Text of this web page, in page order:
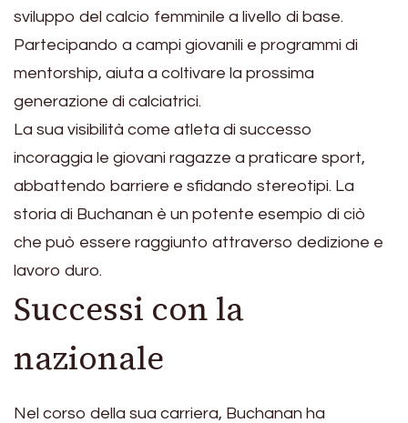
sviluppo del calcio femminile a livello di base.
Partecipando a campi giovanili e programmi di
mentorship, aiuta a coltivare la prossima
generazione di calciatrici.
La sua visibilità come atleta di successo
incoraggia le giovani ragazze a praticare sport,
abbattendo barriere e sfidando stereotipi. La
storia di Buchanan è un potente esempio di ciò
che può essere raggiunto attraverso dedizione e
lavoro duro.
Successi con la
nazionale
Nel corso della sua carriera, Buchanan ha